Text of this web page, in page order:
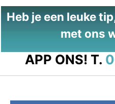
Heb je een leuke
met ons
APP ONS! T.